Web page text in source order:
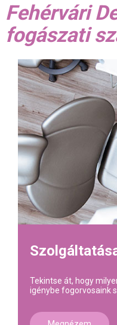
Fehérvári
fogászati
Tekintse át, hogy
igénybe fogorvosaink